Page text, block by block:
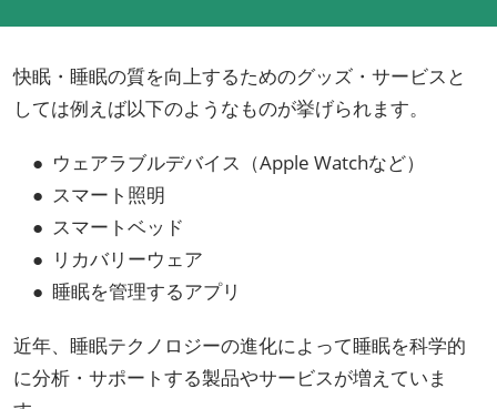
快眠・睡眠の質を向上するためのグッズ・サービスと
しては例えば以下のようなものが挙げられます。
● ウェアラブルデバイス（Apple Watchなど）
● スマート照明
● スマートベッド
● リカバリーウェア
● 睡眠を管理するアプリ
近年、睡眠テクノロジーの進化によって睡眠を科学的
に分析・サポートする製品やサービスが増えていま